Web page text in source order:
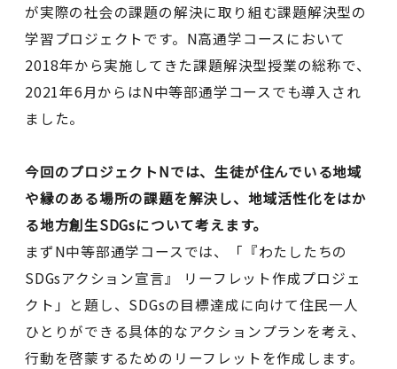
が実際の社会の課題の解決に取り組む課題解決型の
学習プロジェクトです。N高通学コースにおいて
2018年から実施してきた課題解決型授業の総称で、
2021年6月からはN中等部通学コースでも導入され
ました。
今回のプロジェクトNでは、生徒が住んでいる地域
や縁のある場所の課題を解決し、地域活性化をはか
る地方創生SDGsについて考えます。
まずN中等部通学コースでは、「『わたしたちの
SDGsアクション宣言』 リーフレット作成プロジェ
クト」と題し、SDGsの目標達成に向けて住民一人
ひとりができる具体的なアクションプランを考え、
行動を啓蒙するためのリーフレットを作成します。